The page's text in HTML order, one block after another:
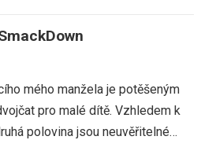
mého manžela je potěšeným
pro malé dítě. Vzhledem k
polovina jsou neuvěřitelné